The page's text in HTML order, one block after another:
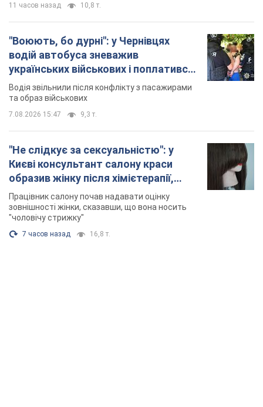
11 часов назад 10,8 т.
"Воюють, бо дурні": у Чернівцях
водій автобуса зневажив
українських військових і поплатився.
Відео
Водія звільнили після конфлікту з пасажирами
та образ військових
7.08.2026 15:47 9,3 т.
"Не слідкує за сексуальністю": у
Києві консультант салону краси
образив жінку після хімієтерапії,
розгорівся скандал. Фото
Працівник салону почав надавати оцінку
зовнішності жінки, сказавши, що вона носить
"чоловічу стрижку"
7 часов назад 16,8 т.